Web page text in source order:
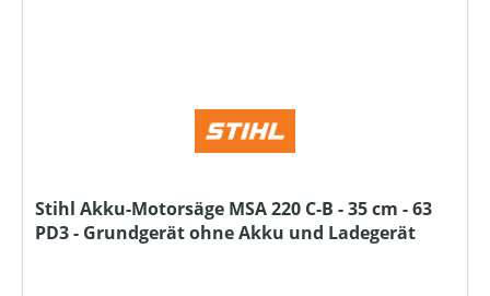
Stihl Akku-Motorsäge MSA 220 C-B - 35 cm - 63
PD3 - Grundgerät ohne Akku und Ladegerät